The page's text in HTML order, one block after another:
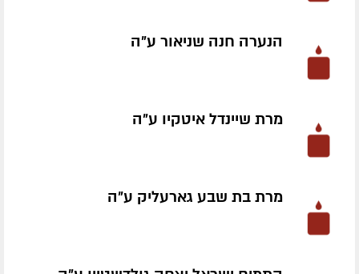
הנערה חנה שניאור ע״ה
מרת שיינדל איטקיו ע״ה
מרת בת שבע גארעליק ע״ה